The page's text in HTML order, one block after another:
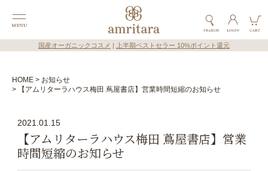
国産オーガニックコスメ 上半期ベストセラー 10%ポイント還元
HOME
お知らせ
【アムリターラハウス梅田 蔦屋書店】営業時間短縮のお知らせ
2021.01.15
【アムリターラハウス梅田 蔦屋書店】営業
時間短縮のお知らせ